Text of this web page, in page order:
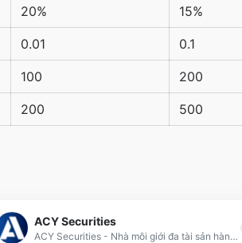
20% 15%
0.01 0.1
100 200
200 500
ACY Securities
ACY Securities - Nhà môi giới đa tài sản hàng đầu Úc, cung cấp giao dịch CFD với phí thấp, tốc độ nhanh và bảo mật cao.